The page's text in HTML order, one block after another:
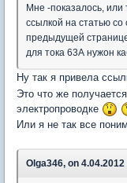
Мне -показалось,
ссылкой на статью
предыдущей
для тока 63А нужон
Ну так я привела
Это что же
электропроводке
Или я не так все
Olga346, on 4.04.2012